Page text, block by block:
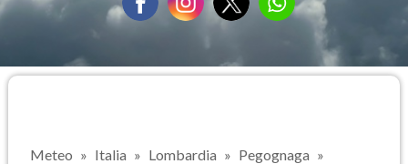
Meteo Italia Lombardia
Pegognaga